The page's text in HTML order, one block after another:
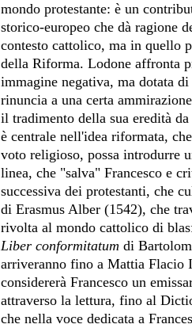
mondo protestante: è un
storico-europeo che dà ragione
contesto cattolico, ma in quello
della Riforma. Lodone affronta
immagine negativa, ma dotata
rinuncia a una certa
il tradimento della sua eredità
è centrale nell'idea riformata,
voto religioso, possa introdurre
linea, che "salva" Francesco e
successiva dei protestanti, che
di Erasmus Alber (1542), che
rivolta al mondo cattolico di
Liber conformitatum di
arriveranno fino a Mattia
considererà Francesco un
attraverso la lettura, fino al
che nella voce dedicata a